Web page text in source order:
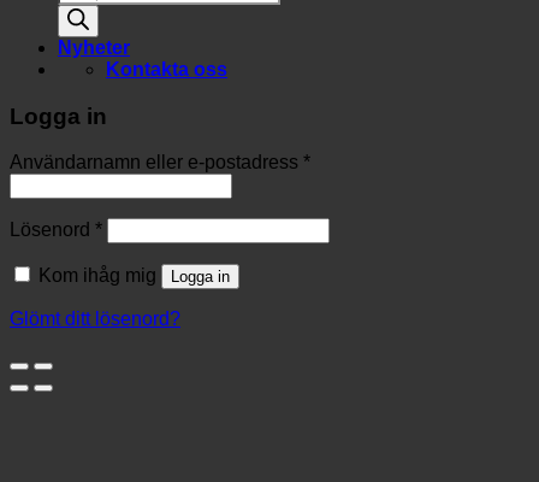
Nyheter
Kontakta oss
Logga in
Användarnamn eller e-postadress *
Lösenord *
Kom ihåg mig Logga in
Glömt ditt lösenord?